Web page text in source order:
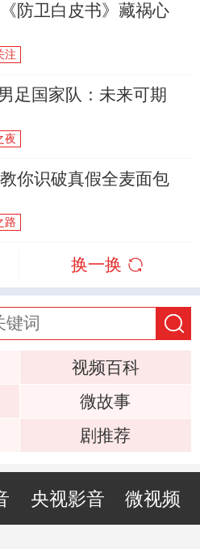
防卫白皮书》藏祸心
注
足国家队：未来可期
夜
你识破真假全麦面包
路
换一换
视频百科
微故事
剧推荐
央视影音 微视频